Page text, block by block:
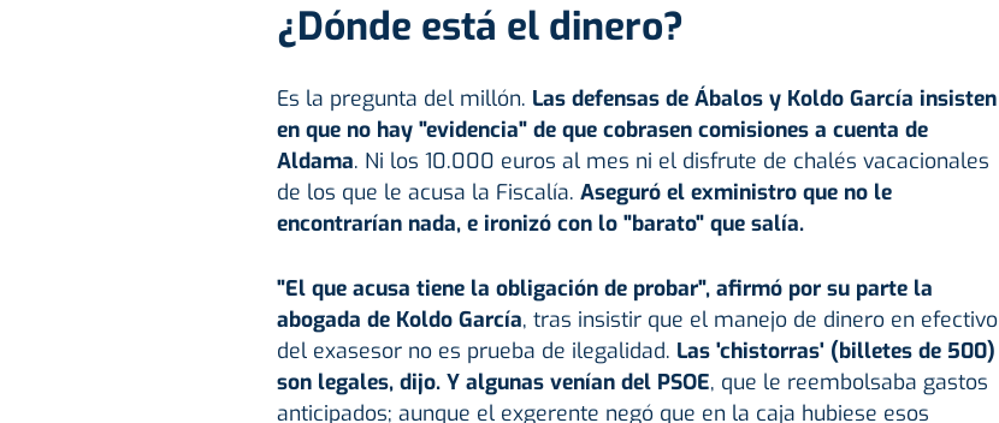
¿Dónde está el dinero?
Es la pregunta del millón. Las defensas de Ábalos y Koldo García insisten
en que no hay "evidencia" de que cobrasen comisiones a cuenta de
Aldama. Ni los 10.000 euros al mes ni el disfrute de chalés vacacionales
de los que le acusa la Fiscalía. Aseguró el exministro que no le
encontrarían nada, e ironizó con lo "barato" que salía.
"El que acusa tiene la obligación de probar", afirmó por su parte la
abogada de Koldo García, tras insistir que el manejo de dinero en efectivo
del exasesor no es prueba de ilegalidad. Las 'chistorras' (billetes de 500)
son legales, dijo. Y algunas venían del PSOE, que le reembolsaba gastos
anticipados; aunque el exgerente negó que en la caja hubiese esos